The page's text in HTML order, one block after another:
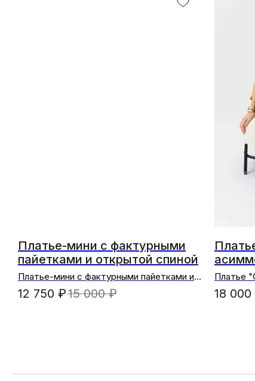
Платье-мини с фактурными
пайетками и открытой спиной
Платье-мини с фактурными пайетками и
открытой спиной (синий)
12 750 ₽15 000 ₽
Платье
18 000